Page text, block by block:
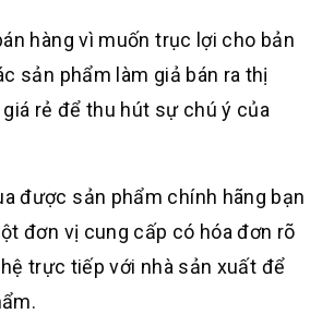
hàng vì muốn trục lợi cho bản
sản phẩm làm giả bán ra thị
rẻ để thu hút sự chú ý của
được sản phẩm chính hãng bạn
đơn vị cung cấp có hóa đơn rõ
trực tiếp với nhà sản xuất để